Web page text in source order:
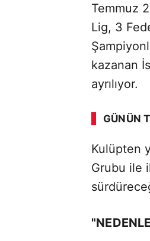
Temmuz
Lig, 3
kazanan
ayrılıyor.
GÜNÜN
00:02 /
Kulüpten
Grubu ile